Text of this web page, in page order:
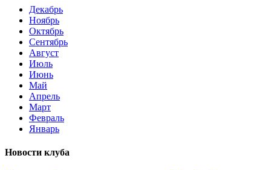
Декабрь
Ноябрь
Октябрь
Сентябрь
Август
Июль
Июнь
Май
Апрель
Март
Февраль
Январь
Новости клуба